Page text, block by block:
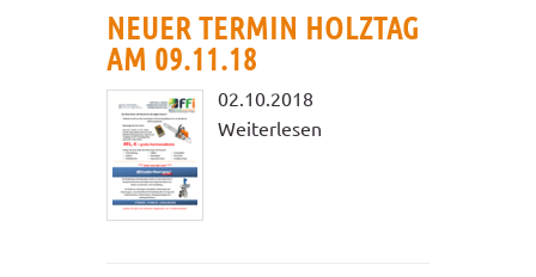
NEUER TERMIN HOLZTAG
AM 09.11.18
02.10.2018
Weiterlesen